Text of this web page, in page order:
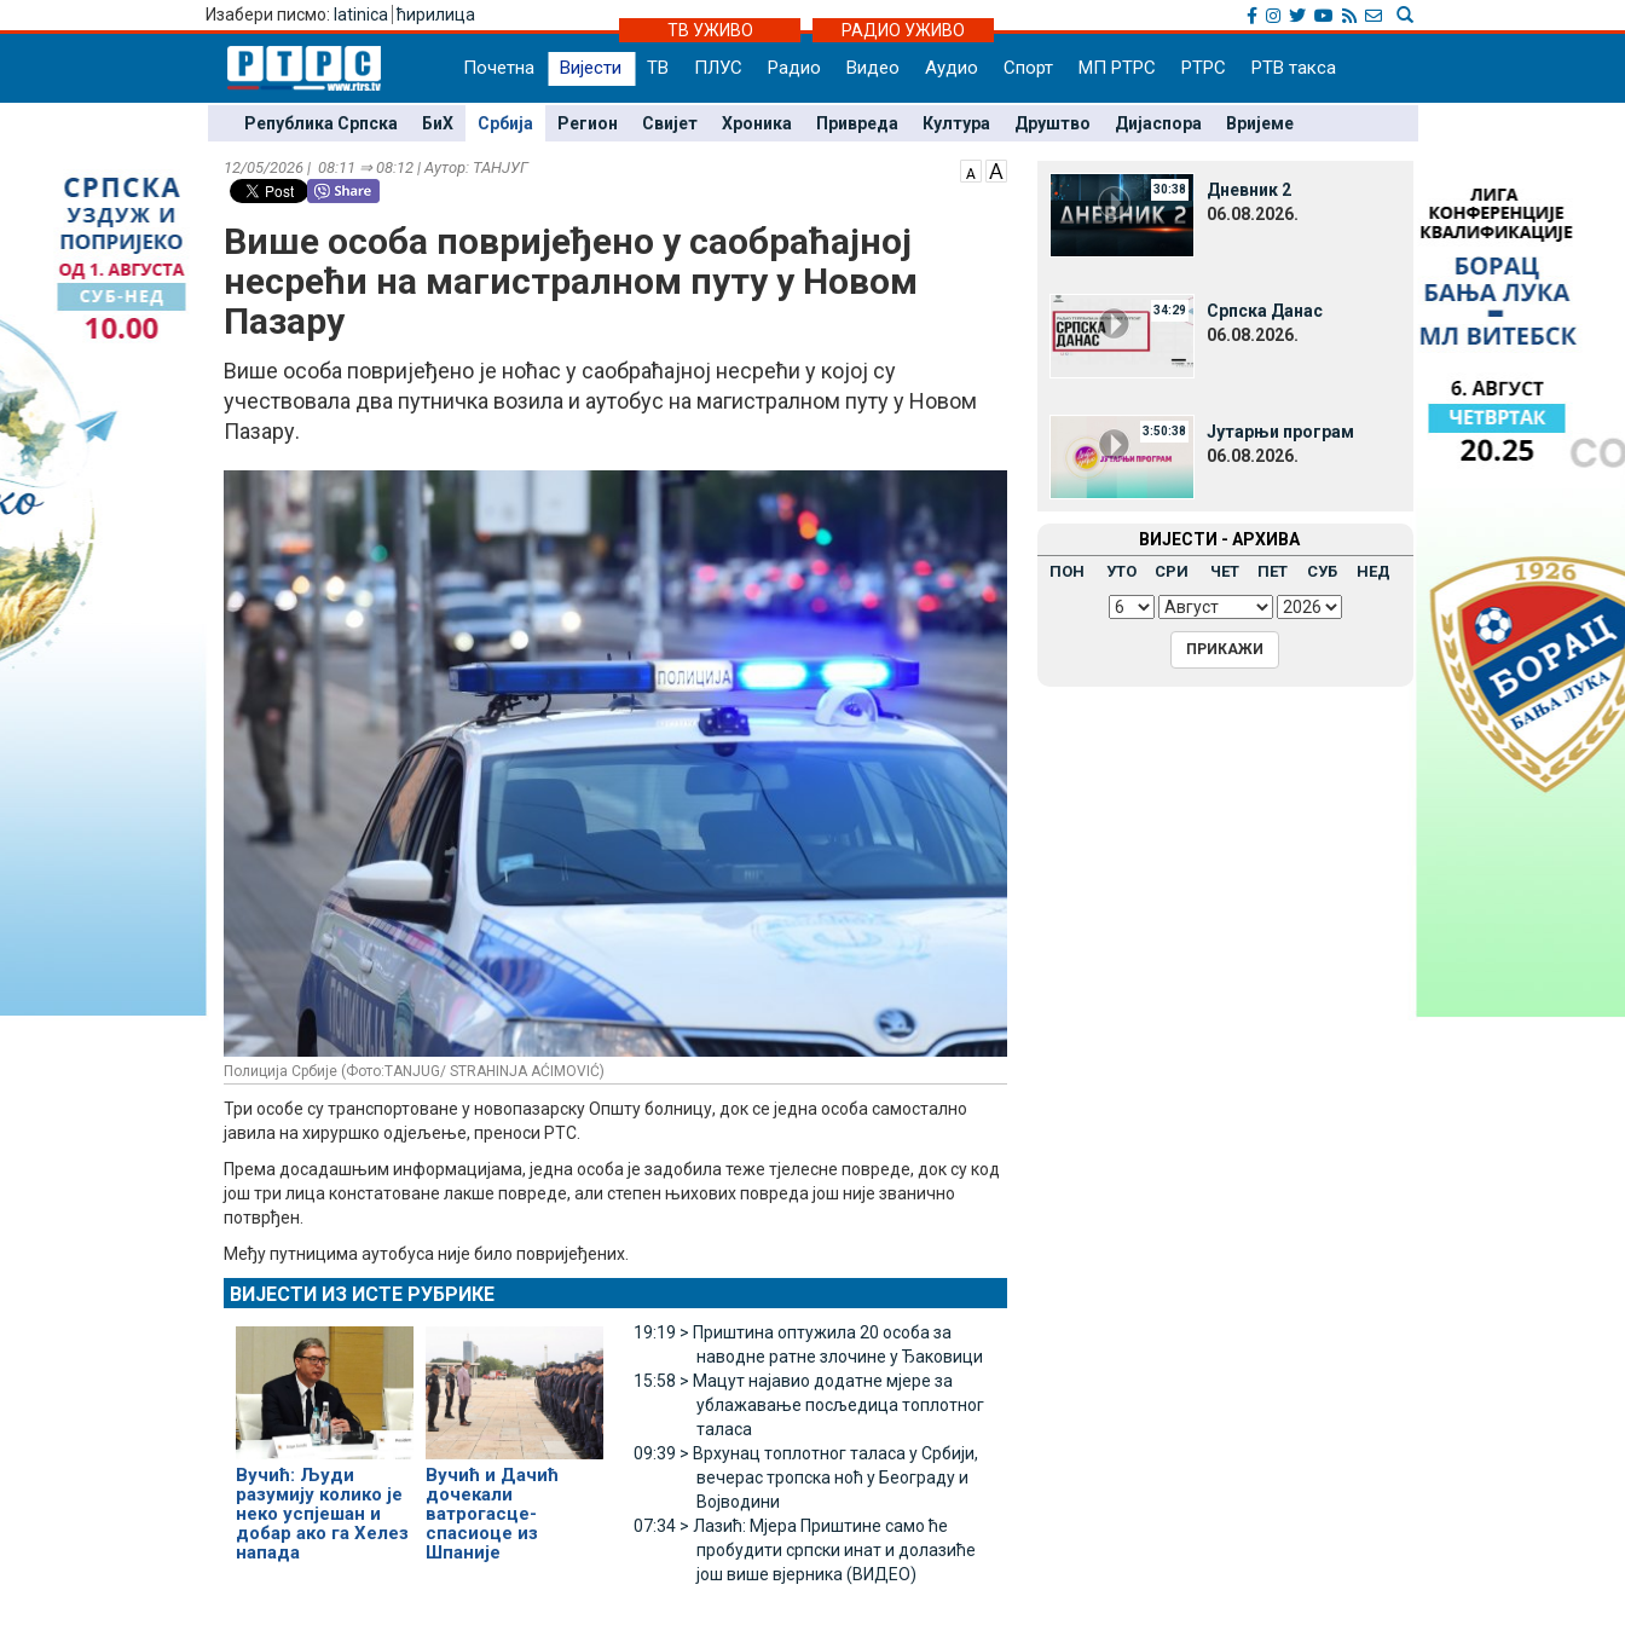
Изабери писмо: latinica ћирилица
ТВ УЖИВО
РАДИО УЖИВО
Почетна Вијести ТВ ПЛУС Радио Видео Аудио Спорт МП РТРС РТРС РТВ такса
Република Српска БиХ Србија Регион Свијет Хроника Привреда Култура Друштво Дијаспора Вријеме
12/05/2026 | 08:11 ⇒ 08:12 | Аутор: ТАНЈУГ
Више особа повријеђено у саобраћајној
несрећи на магистралном путу у Новом
Пазару
Више особа повријеђено је ноћас у саобраћајној несрећи у којој су
учествовала два путничка возила и аутобус на магистралном путу у Новом
Пазару.
Полиција Србије (Фото:TANJUG/ STRAHINJA AĆIMOVIĆ)
Три особе су транспортоване у новопазарску Општу болницу, док се једна особа самостално
јавила на хируршко одјељење, преноси РТС.
Према досадашњим информацијама, једна особа је задобила теже тјелесне повреде, док су код
још три лица констатоване лакше повреде, али степен њихових повреда још није званично
потврђен.
Међу путницима аутобуса није било повријеђених.
ВИЈЕСТИ ИЗ ИСТЕ РУБРИКЕ
Вучић: Људи
разумију колико је
неко успјешан и
добар ако га Хелез
напада
Вучић и Дачић
дочекали
ватрогасце-
спасиоце из
Шпаније
19:19 > Приштина оптужила 20 особа за
наводне ратне злочине у Ђаковици
15:58 > Мацут најавио додатне мјере за
ублажавање посљедица топлотног
таласа
09:39 > Врхунац топлотног таласа у Србији,
вечерас тропска ноћ у Београду и
Војводини
07:34 > Лазић: Мјера Приштине само ће
пробудити српски инат и долазиће
још више вјерника (ВИДЕО)
30:38
Дневник 2
06.08.2026.
34:29
Српска Данас
06.08.2026.
3:50:38
Јутарњи програм
06.08.2026.
ВИЈЕСТИ - АРХИВА
ПОН УТО СРИ ЧЕТ ПЕТ СУБ НЕД